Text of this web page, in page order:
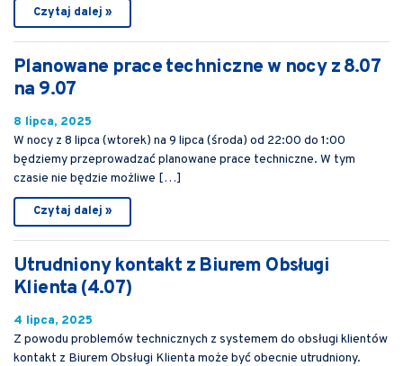
Czytaj dalej »
Planowane prace techniczne w nocy z 8.07
na 9.07
8 lipca, 2025
W nocy z 8 lipca (wtorek) na 9 lipca (środa) od 22:00 do 1:00
będziemy przeprowadzać planowane prace techniczne. W tym
czasie nie będzie możliwe […]
Czytaj dalej »
Utrudniony kontakt z Biurem Obsługi
Klienta (4.07)
4 lipca, 2025
Z powodu problemów technicznych z systemem do obsługi klientów
kontakt z Biurem Obsługi Klienta może być obecnie utrudniony.